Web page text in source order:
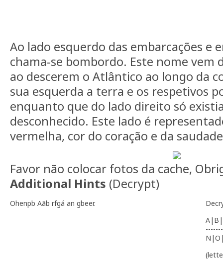
Ao lado esquerdo das embarcações e
chama-se bombordo. Este nome vem
ao descerem o Atlântico ao longo da
sua esquerda a terra e os respetivos
enquanto que do lado direito só
desconhecido. Este lado é
vermelha, cor do coração e da
Favor não colocar fotos da cache,
Additional Hints (Decrypt)
Ohenpb Aãb rfgá an gbeer.